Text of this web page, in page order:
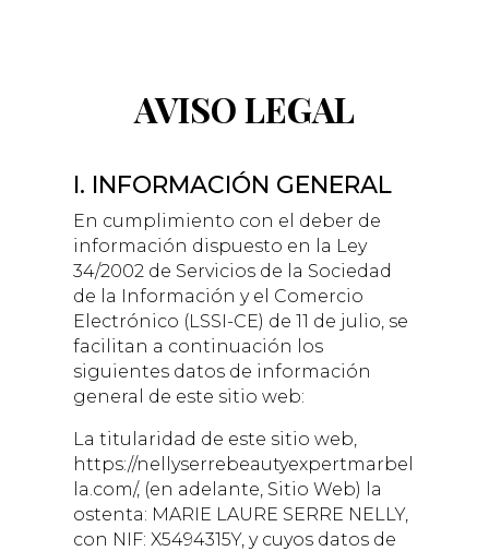
AVISO LEGAL
I. INFORMACIÓN GENERAL
En cumplimiento con el deber de
información dispuesto en la Ley
34/2002 de Servicios de la Sociedad
de la Información y el Comercio
Electrónico (LSSI-CE) de 11 de julio, se
facilitan a continuación los
siguientes datos de información
general de este sitio web:
La titularidad de este sitio web,
https://nellyserrebeautyexpertmarbel
la.com/, (en adelante, Sitio Web) la
ostenta: MARIE LAURE SERRE NELLY,
con NIF:X5494315Y, y cuyos datos de